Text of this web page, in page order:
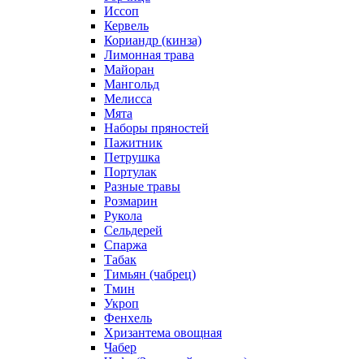
Иссоп
Кервель
Кориандр (кинза)
Лимонная трава
Майоран
Мангольд
Мелисса
Мята
Наборы пряностей
Пажитник
Петрушка
Портулак
Разные травы
Розмарин
Рукола
Сельдерей
Спаржа
Табак
Тимьян (чабрец)
Тмин
Укроп
Фенхель
Хризантема овощная
Чабер